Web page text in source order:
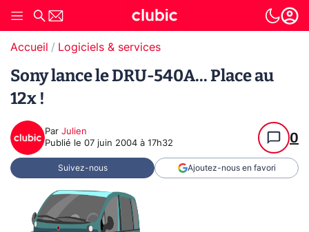
Accueil Logiciels & services
Sony lance le DRU-540A... Place au
12x !
Par Julien
Publié le 07 juin 2004 à 17h32 0
Suivez-nous Ajoutez-nous en favori